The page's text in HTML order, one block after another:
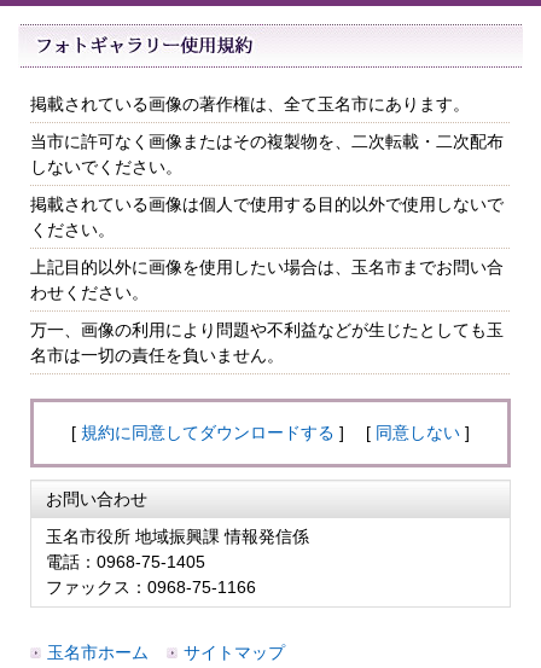
掲載されている画像の著作権は、全て玉名市にあります。
当市に許可なく画像またはその複製物を、二次転載・二次配布
しないでください。
掲載されている画像は個人で使用する目的以外で使用しないで
ください。
上記目的以外に画像を使用したい場合は、玉名市までお問い合
わせください。
万一、画像の利用により問題や不利益などが生じたとしても玉
名市は一切の責任を負いません。
[ 規約に同意してダウンロードする ] [ 同意しない ]
お問い合わせ
玉名市役所 地域振興課 情報発信係
電話：0968-75-1405
ファックス：0968-75-1166
玉名市ホーム サイトマップ